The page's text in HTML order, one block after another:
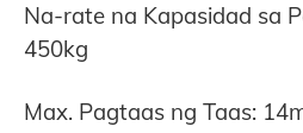
Na-rate na Kapasidad sa
450kg
Max. Pagtaas ng Taas: